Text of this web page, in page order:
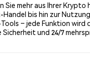
Sie mehr aus Ihrer Krypto
Handel bis hin zur
– jede Funktion wird
und 24/7